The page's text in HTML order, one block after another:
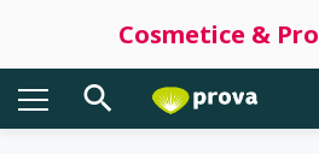
Cosmetice &